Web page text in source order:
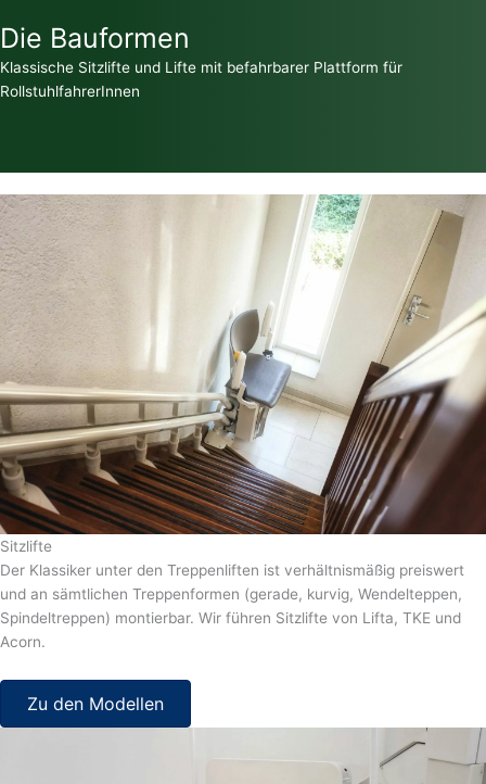
Die Bauformen
Klassische Sitzlifte und Lifte mit befahrbarer Plattform für
RollstuhlfahrerInnen
Sitzlifte
Der Klassiker unter den Treppenliften ist verhältnismäßig preiswert
und an sämtlichen Treppenformen (gerade, kurvig, Wendelteppen,
Spindeltreppen) montierbar. Wir führen Sitzlifte von Lifta, TKE und
Acorn.
Zu den Modellen